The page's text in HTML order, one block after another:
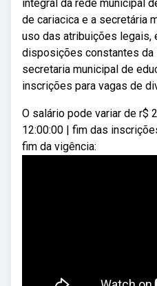
integral da rede municipal
de cariacica e a secretária
uso das atribuições legais,
disposições constantes da
secretaria municipal de
inscrições para vagas de
O salário pode variar de r$
12:00:00 | fim das
fim da vigência: